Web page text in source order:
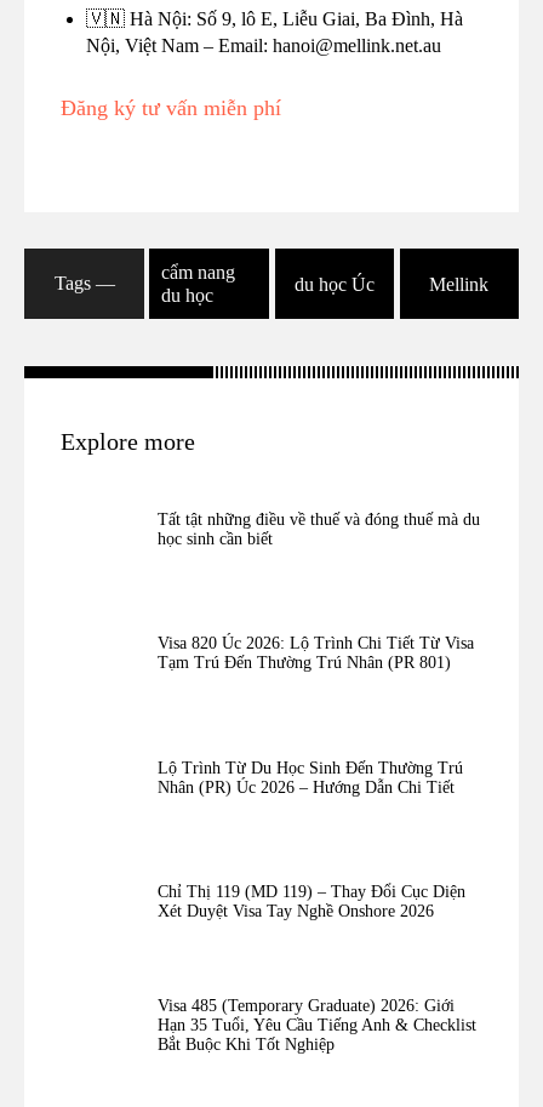
🇻🇳 Hà Nội: Số 9, lô E, Liễu Giai, Ba Đình, Hà
Nội, Việt Nam – Email: hanoi@mellink.net.au
Đăng ký tư vấn miễn phí
Tags ―
cẩm nang
du học
du học Úc Mellink
Explore more
Tất tật những điều về thuế và đóng thuế mà du
học sinh cần biết
Visa 820 Úc 2026: Lộ Trình Chi Tiết Từ Visa
Tạm Trú Đến Thường Trú Nhân (PR 801)
Lộ Trình Từ Du Học Sinh Đến Thường Trú
Nhân (PR) Úc 2026 – Hướng Dẫn Chi Tiết
Chỉ Thị 119 (MD 119) – Thay Đổi Cục Diện
Xét Duyệt Visa Tay Nghề Onshore 2026
Visa 485 (Temporary Graduate) 2026: Giới
Hạn 35 Tuổi, Yêu Cầu Tiếng Anh & Checklist
Bắt Buộc Khi Tốt Nghiệp